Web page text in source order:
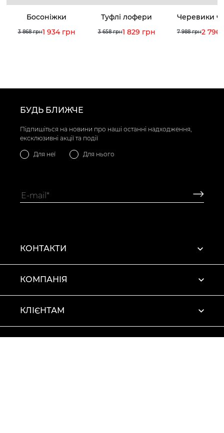
Босоніжки
3 868 грн1 934 грн
Туфлі лофери
3 658 грн1 829 грн
Черевики
7 988 грн2 796
БУДЬ БЛИЖЧЕ
Підпишіться на новини про наші останні надходження,
ексклюзивні акції та події
Для неї Для нього
КОНТАКТИ
КОМПАНІЯ
КЛІЄНТАМ